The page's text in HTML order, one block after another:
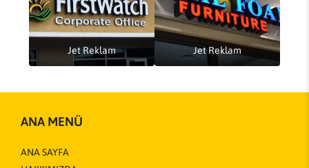
Jet Reklam Jet Reklam
ANA MENÜ
ANA SAYFA